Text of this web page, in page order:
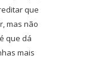
que
mas não
que dá
mais